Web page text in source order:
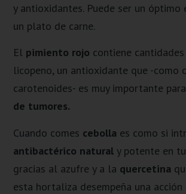
y antioxidantes. Puede ser un óptimo
un plato de carne.
El pimiento rojo contiene
licopeno, un antioxidante que -como
carotenoides- es muy importante
de tumores.
Cuando comes cebolla es como si
antibactérico natural y potente en
gracias al azufre y a la quercetina
esta hortaliza desempeña una